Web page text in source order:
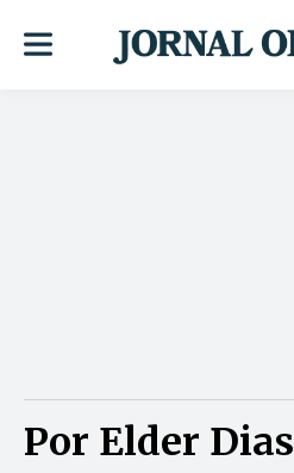
Por Elder Dias